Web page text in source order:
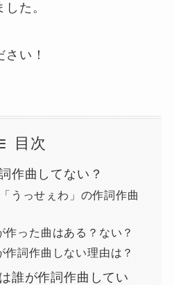
た。
い！
目次
作曲してない？
うっせぇわ」の作詞作曲
作った曲はある？ない？
作詞作曲しない理由は？
誰が作詞作曲してい